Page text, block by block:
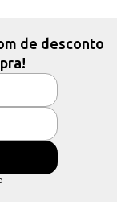
de desconto